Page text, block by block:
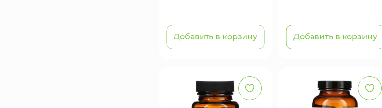
Добавить в корзину Добавить в корзину